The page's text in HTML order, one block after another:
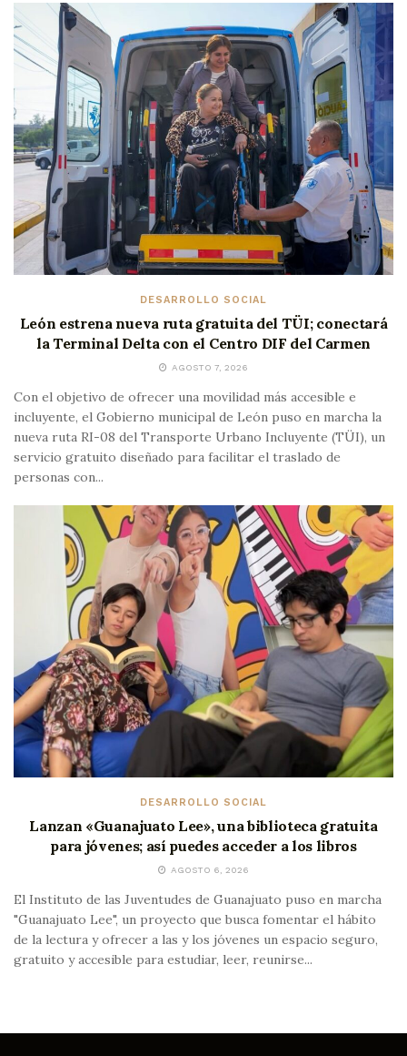
DESARROLLO SOCIAL
León estrena nueva ruta gratuita del TÜI; conectará
la Terminal Delta con el Centro DIF del Carmen
AGOSTO 7, 2026
Con el objetivo de ofrecer una movilidad más accesible e
incluyente, el Gobierno municipal de León puso en marcha la
nueva ruta RI-08 del Transporte Urbano Incluyente (TÜI), un
servicio gratuito diseñado para facilitar el traslado de
personas con...
DESARROLLO SOCIAL
Lanzan «Guanajuato Lee», una biblioteca gratuita
para jóvenes; así puedes acceder a los libros
AGOSTO 6, 2026
El Instituto de las Juventudes de Guanajuato puso en marcha
"Guanajuato Lee", un proyecto que busca fomentar el hábito
de la lectura y ofrecer a las y los jóvenes un espacio seguro,
gratuito y accesible para estudiar, leer, reunirse...